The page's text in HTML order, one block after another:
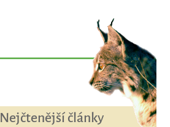
Nejčtenější články